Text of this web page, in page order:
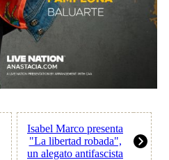
Isabel Marco presenta
"La libertad robada",
un alegato antifascista